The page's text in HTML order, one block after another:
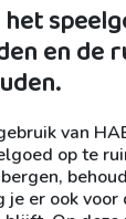
en de
van
op te
je er ook voor